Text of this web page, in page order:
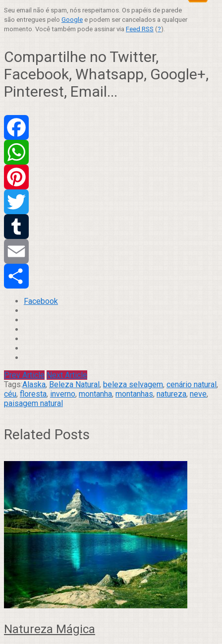
Seu email não é spam, nós respeitamos. Os papéis de parede
são entregues pelo Google e podem ser cancelados a qualquer
momento. Você também pode assinar via Feed RSS (?).
Compartilhe no Twitter,
Facebook, Whatsapp, Google+,
Pinterest, Email...
Facebook
WhatsApp
Pinterest
Twitter
Tumblr
Email
Compartilhar
Facebook
Prev Article Next Article
Tags:Alaska, Beleza Natural, beleza selvagem, cenário natural,
céu, floresta, inverno, montanha, montanhas, natureza, neve,
paisagem natural
Related Posts
Natureza Mágica